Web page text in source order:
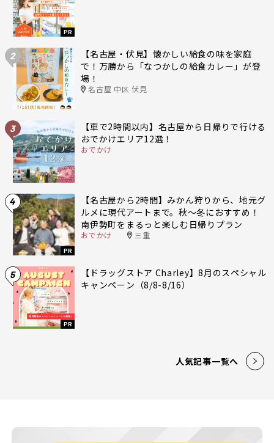
PR
2
【名古屋・伏見】懐かしい給食の味を家庭
で！万勝から「なつかしの給食カレー」が登
場！
名古屋 中区 伏見
3
【車で2時間以内】名古屋から日帰りで行ける
おでかけエリア12選！
おでかけ
4
PR
【名古屋から2時間】みかん狩りから、地元グ
ルメに現代アートまで。秋〜冬におすすめ！
南伊勢町をまるっと楽しむ日帰りプラン
おでかけ 三重
5
PR
【ドラッグストア Charley】8月のスペシャル
キャンペーン（8/8-8/16）
人気記事一覧へ